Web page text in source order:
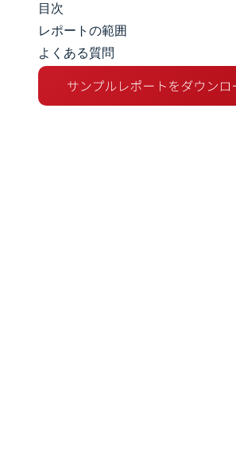
市場規模とシェア
市場分析
トレンドとインサイト
目次
レポートの範囲
よくある質問